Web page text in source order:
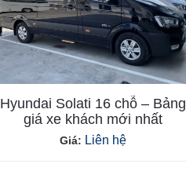
Hyundai Solati 16 chỗ – Bảng
giá xe khách mới nhất
Giá: Liên hệ